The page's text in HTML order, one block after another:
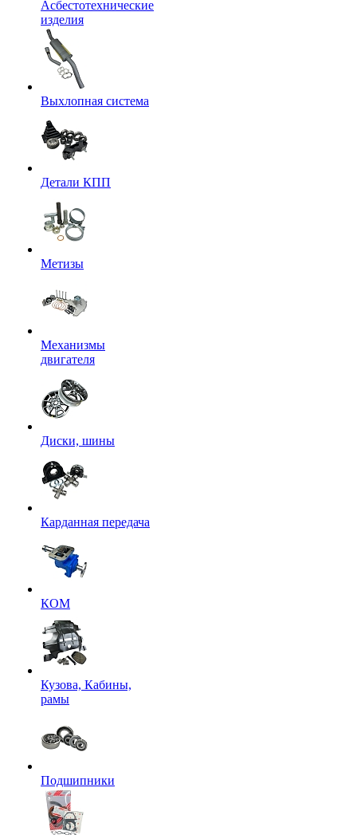
Асбестотехнические
изделия
Выхлопная система
Детали КПП
Метизы
Механизмы
двигателя
Диски, шины
Карданная передача
КОМ
Кузова, Кабины,
рамы
Подшипники